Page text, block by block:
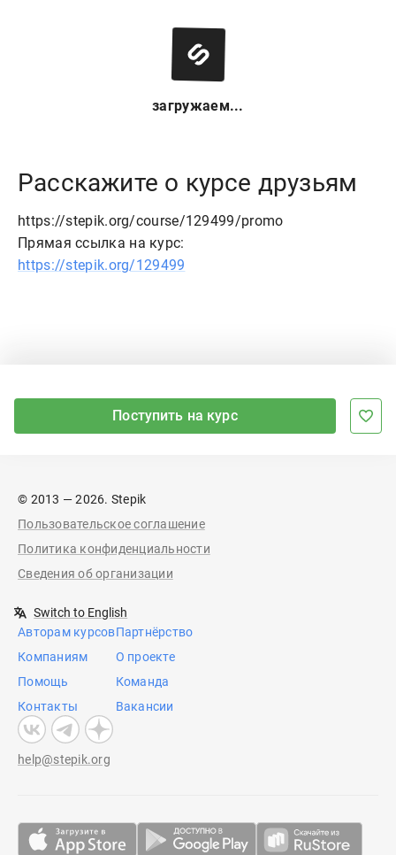
загружаем...
Расскажите о курсе друзьям
https://stepik.org/course/129499/promo
Прямая ссылка на курс:
https://stepik.org/129499
Поступить на курс
© 2013 — 2026. Stepik
Пользовательское соглашение
Политика конфиденциальности
Сведения об организации
Switch to English
Авторам курсов
Компаниям
Помощь
Контакты
Партнёрство
О проекте
Команда
Вакансии
help@stepik.org